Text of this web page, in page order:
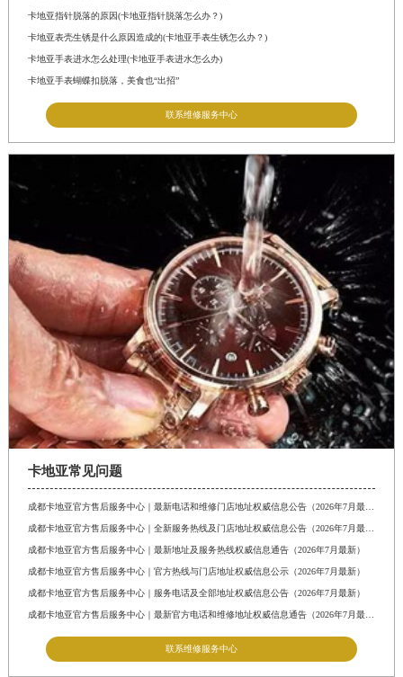
卡地亚指针脱落的原因(卡地亚指针脱落怎么办？)
卡地亚表壳生锈是什么原因造成的(卡地亚手表生锈怎么办？)
卡地亚手表进水怎么处理(卡地亚手表进水怎么办)
卡地亚手表蝴蝶扣脱落，美食也“出招”
联系维修服务中心
卡地亚常见问题
成都卡地亚官方售后服务中心｜最新地址及服务热线权威信息通告（2026年7月最新）
成都卡地亚官方售后服务中心｜官方热线与门店地址权威信息公示（2026年7月最新）
成都卡地亚官方售后服务中心｜服务电话及全部地址权威信息公告（2026年7月最新）
联系维修服务中心